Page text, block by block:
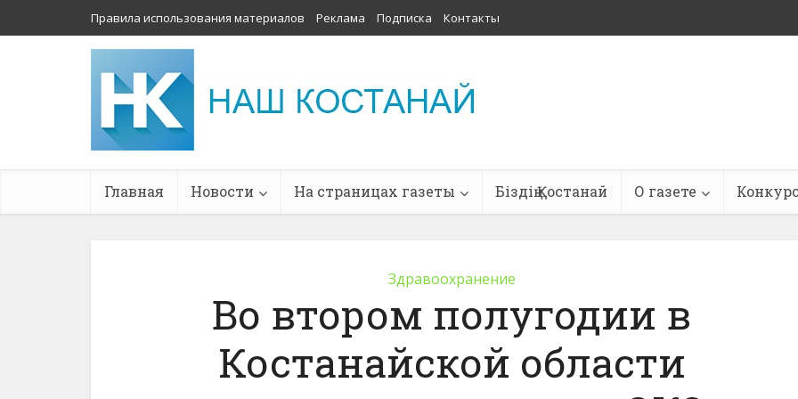
Правила использования материалов Реклама Подписка Контакты
Главная Новости На страницах газеты Біздің Қостанай О газете
Здравоохранение
Во втором полугодии в
Костанайской области